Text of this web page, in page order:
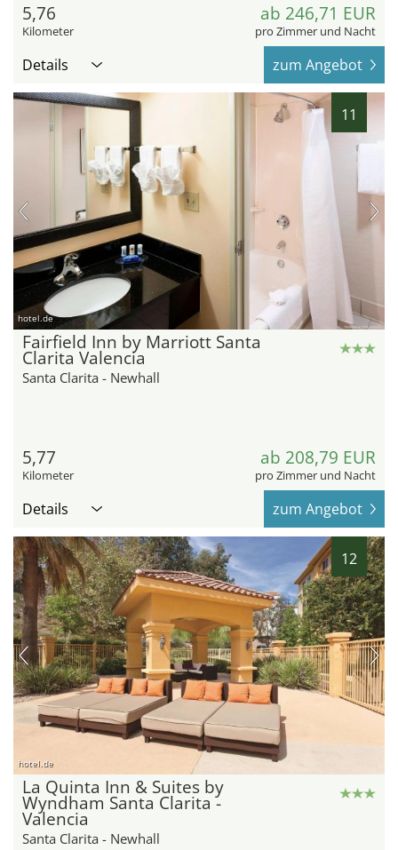
5,76
Kilometer
ab 246,71 EUR
pro Zimmer und Nacht
Details zum Angebot
11
hotel.de
Fairfield Inn by Marriott Santa
Clarita Valencia
Santa Clarita - Newhall
5,77
Kilometer
ab 208,79 EUR
pro Zimmer und Nacht
Details zum Angebot
12
hotel.de
La Quinta Inn & Suites by
Wyndham Santa Clarita -
Valencia
Santa Clarita - Newhall